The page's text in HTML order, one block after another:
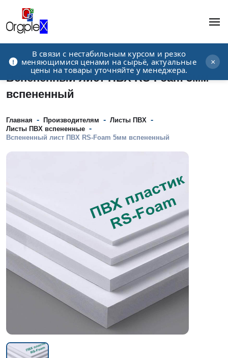
В связи с нестабильным курсом и резко
меняющимися ценами на сырьё, актуальные
цены на товары уточняйте у менеджера.
×
Рекламно-производственная компания
Вспененный лист ПВХ RS-Foam 5мм
вспененный
Главная - Производителям - Листы ПВХ -
Листы ПВХ вспененные -
Вспененный лист ПВХ RS-Foam 5мм вспененный